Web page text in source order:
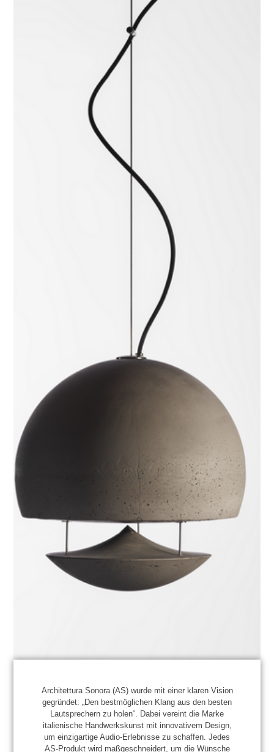
Architettura Sonora (AS) wurde mit einer klaren Vision
gegründet: „Den bestmöglichen Klang aus den besten
Lautsprechern zu holen“. Dabei vereint die Marke
italienische Handwerkskunst mit innovativem Design,
um einzigartige Audio-Erlebnisse zu schaffen. Jedes
AS-Produkt wird maßgeschneidert, um die Wünsche